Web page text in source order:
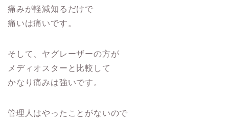
痛みが軽減知るだけで
痛いは痛いです。
そして、ヤグレーザーの方が
メディオスターと比較して
かなり痛みは強いです。
管理人はやったことがないので